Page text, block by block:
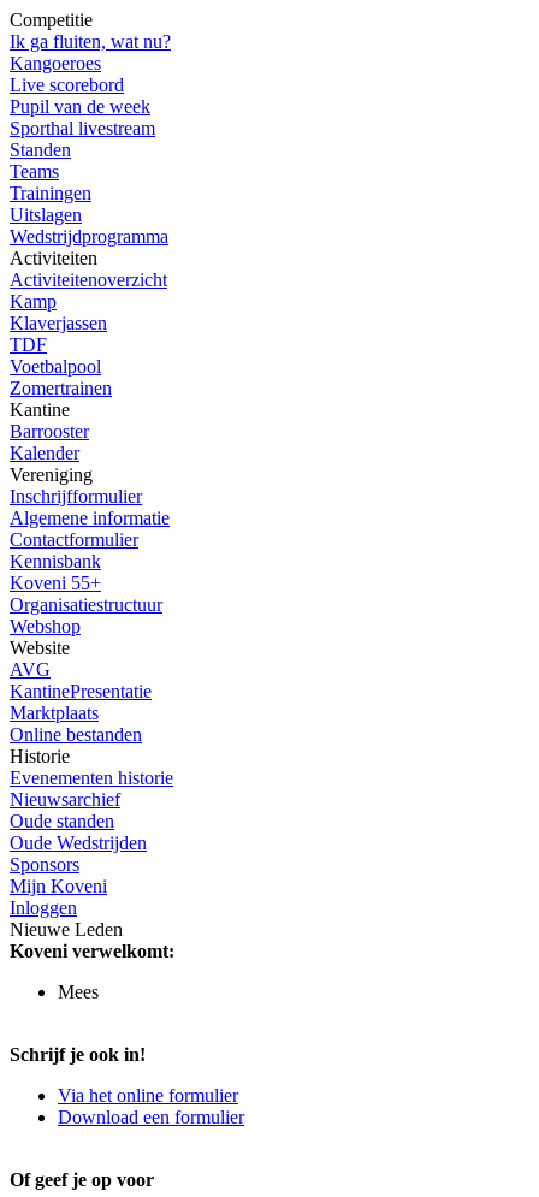
Competitie
Ik ga fluiten, wat nu?
Kangoeroes
Live scorebord
Pupil van de week
Sporthal livestream
Standen
Teams
Trainingen
Uitslagen
Wedstrijdprogramma
Activiteiten
Activiteitenoverzicht
Kamp
Klaverjassen
TDF
Voetbalpool
Zomertrainen
Kantine
Barrooster
Kalender
Vereniging
Inschrijfformulier
Algemene informatie
Contactformulier
Kennisbank
Koveni 55+
Organisatiestructuur
Webshop
Website
AVG
KantinePresentatie
Marktplaats
Online bestanden
Historie
Evenementen historie
Nieuwsarchief
Oude standen
Oude Wedstrijden
Sponsors
Mijn Koveni
Inloggen
Nieuwe Leden
Koveni verwelkomt:
Mees
Schrijf je ook in!
Via het online formulier
Download een formulier
Of geef je op voor